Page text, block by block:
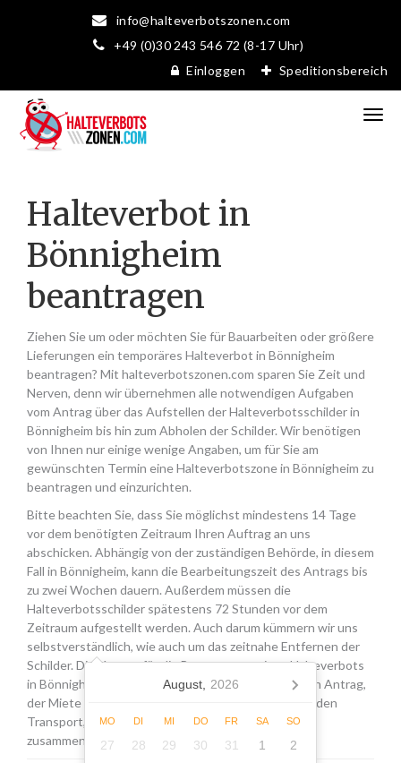
info@halteverbotszonen.com
+49 (0)30 243 546 72 (8-17 Uhr)
Einloggen
Speditionsbereich
Halteverbot in
Bönnigheim
beantragen
Ziehen Sie um oder möchten Sie für Bauarbeiten oder größere
Lieferungen ein temporäres Halteverbot in Bönnigheim
beantragen? Mit halteverbotszonen.com sparen Sie Zeit und
Nerven, denn wir übernehmen alle notwendigen Aufgaben
vom Antrag über das Aufstellen der Halteverbotsschilder in
Bönnigheim bis hin zum Abholen der Schilder. Wir benötigen
von Ihnen nur einige wenige Angaben, um für Sie am
gewünschten Termin eine Halteverbotszone in Bönnigheim zu
beantragen und einzurichten.
Bitte beachten Sie, dass Sie möglichst mindestens 14 Tage
vor dem benötigten Zeitraum Ihren Auftrag an uns
abschicken. Abhängig von der zuständigen Behörde, in diesem
Fall in Bönnigheim, kann die Bearbeitungszeit des Antrags bis
zu zwei Wochen dauern. Außerdem müssen die
Halteverbotsschilder spätestens 72 Stunden vor dem
Zeitraum aufgestellt werden. Auch darum kümmern wir uns
selbstverständlich, wie auch um das zeitnahe Entfernen der
Schilder. Die Kosten für die Beantragung eines Halteverbots
in Bönnigheim setzen sich aus den Gebühren für den Antrag,
der Miete für die Schilder sowie einer Pauschale für den
Transport, das Aufstellen und Abholen der Schilder
zusammen.
August, 2026
MO DI MI DO FR SA SO
27 28 29 30 31 1
2